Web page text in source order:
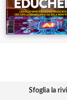
Sfoglia la